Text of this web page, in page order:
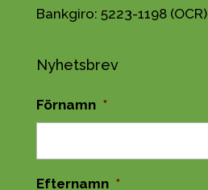
Bankgiro: 5223-1198 (OCR)
Nyhetsbrev
Förnamn *
Efternamn *